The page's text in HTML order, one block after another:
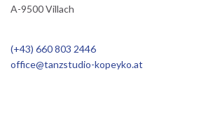
A-9500 Villach
(+43) 660 803 2446
office@tanzstudio-kopeyko.at